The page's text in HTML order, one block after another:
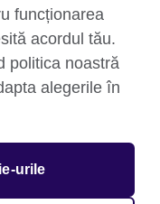
for cultural
registered charity:
funcționarea
acordul tău.
politica noastră
alegerile în
urile